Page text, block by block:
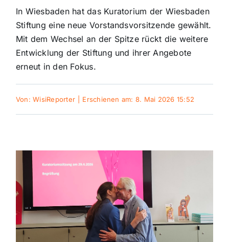
Kultur
Panorama
Verkehrsmeldungen
Polizeimeldungen
Themen und Termine
In Wiesbaden hat das Kuratorium der Wiesbaden
Stiftung eine neue Vorstandsvorsitzende gewählt.
Mit dem Wechsel an der Spitze rückt die weitere
Entwicklung der Stiftung und ihrer Angebote
erneut in den Fokus.
Von:WisiReporter Erschienen am: 8. Mai 2026 15:52